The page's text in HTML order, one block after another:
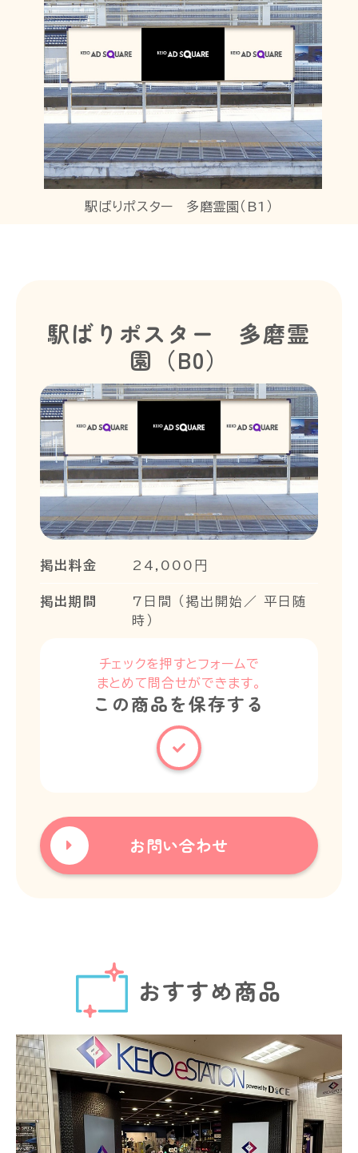
駅ばりポスター 多磨霊園（B1）
駅ばりポスター 多磨霊
園（B0）
掲出料金 24,000円
掲出期間
7日間 （掲出開始／ 平日随
時）
チェックを押すとフォームで
まとめて問合せができます。
この商品を保存する
お問い合わせ
おすすめ商品